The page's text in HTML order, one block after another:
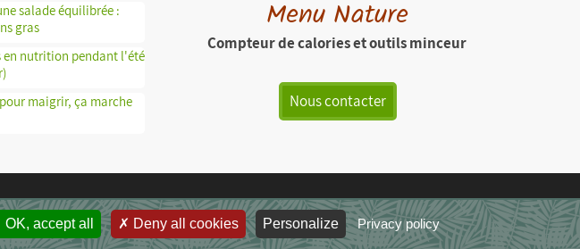
salade équilibrée :
gras
en nutrition pendant l'été
maigrir, ça marche
Menu Nature
Compteur de calories et outils minceur
Nous contacter
OK, accept all Deny all cookies Personalize Privacy policy